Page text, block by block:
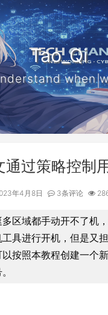
Tao_Qi
when
通过策略控制
年4月8日 3条评论
区域都手动开不了机
具进行开机，但是又
按照本教程创建一个